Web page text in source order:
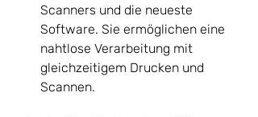
Scanners und die neueste
Software. Sie ermöglichen eine
nahtlose Verarbeitung mit
gleichzeitigem Drucken und
Scannen.